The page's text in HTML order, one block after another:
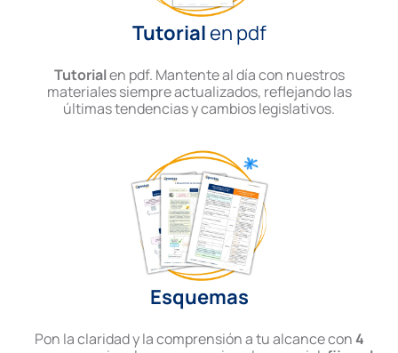
Tutorial en pdf
Tutorialen pdf. Mantente al día con nuestros
materiales siempre actualizados, reflejando las
últimas tendencias y cambios legislativos.
Esquemas
Pon la claridad y la comprensión a tu alcance con4